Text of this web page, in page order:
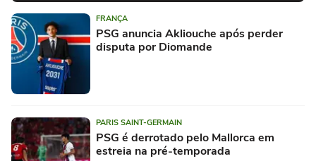
FRANÇA
PSG anuncia Akliouche após perder
disputa por Diomande
PARIS SAINT-GERMAIN
PSG é derrotado pelo Mallorca em
estreia na pré-temporada